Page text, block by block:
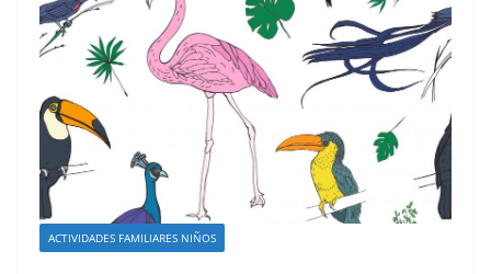
ACTIVIDADES FAMILIARES NIÑOS